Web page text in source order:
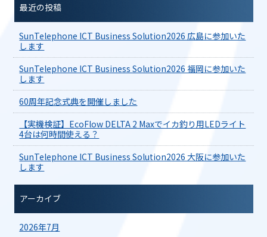
最近の投稿
SunTelephone ICT Business Solution2026 広島に参加いた
します
SunTelephone ICT Business Solution2026 福岡に参加いた
します
60周年記念式典を開催しました
【実機検証】EcoFlow DELTA 2 Maxでイカ釣り用LEDライト
4台は何時間使える？
SunTelephone ICT Business Solution2026 大阪に参加いた
します
アーカイブ
2026年7月